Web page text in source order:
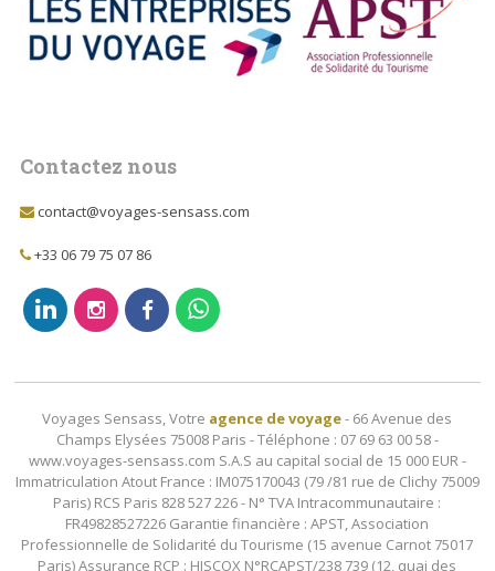
Contactez nous
contact@voyages-sensass.com
+33 06 79 75 07 86
Voyages Sensass, Votre agence de voyage- 66 Avenue des
Champs Elysées 75008 Paris - Téléphone : 07 69 63 00 58 -
www.voyages-sensass.com S.A.S au capital social de 15 000 EUR -
Immatriculation Atout France : IM075170043 (79 /81 rue de Clichy 75009
Paris) RCS Paris 828 527 226 - N° TVA Intracommunautaire :
FR49828527226 Garantie financière : APST, Association
Professionnelle de Solidarité du Tourisme (15 avenue Carnot 75017
Paris) Assurance RCP : HISCOX N°RCAPST/238 739 (12, quai des